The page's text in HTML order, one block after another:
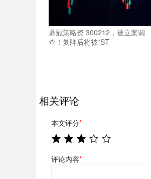
鼎冠策略资 300212，被立案调
查！复牌后将被*ST
相关评论
本文评分*
评论内容*